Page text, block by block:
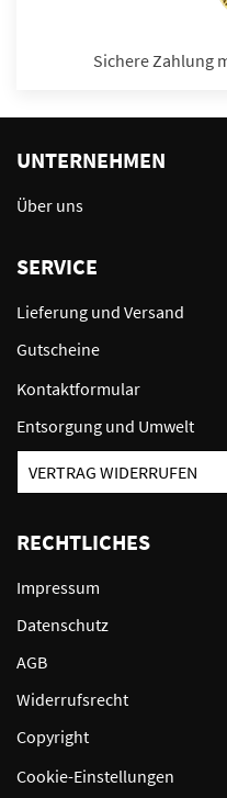
Sichere Zahlung
UNTERNEHMEN
Über uns
SERVICE
Lieferung und Versand
Gutscheine
Kontaktformular
Entsorgung und Umwelt
VERTRAG WIDERRUFEN
RECHTLICHES
Impressum
Datenschutz
AGB
Widerrufsrecht
Copyright
Cookie-Einstellungen